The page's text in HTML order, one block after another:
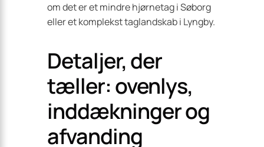
om det er et mindre hjørnetag i Søborg
eller et komplekst taglandskab i Lyngby.
Detaljer, der
tæller: ovenlys,
inddækninger og
afvanding